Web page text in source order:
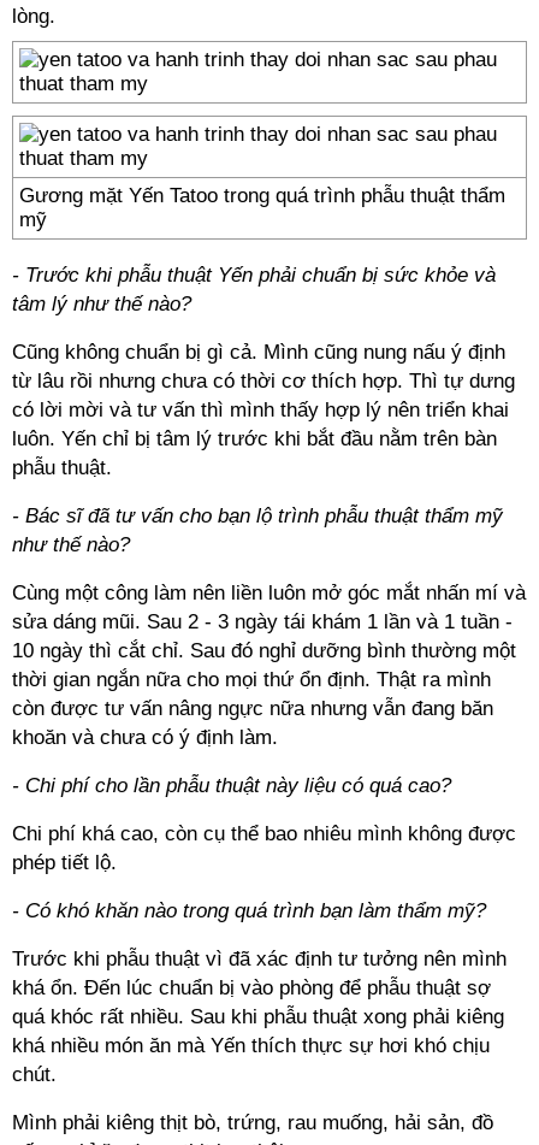
lòng.
Gương mặt Yến Tatoo trong quá trình phẫu thuật thẩm
mỹ
- Trước khi phẫu thuật Yến phải chuẩn bị sức khỏe và
tâm lý như thế nào?
Cũng không chuẩn bị gì cả. Mình cũng nung nấu ý định
từ lâu rồi nhưng chưa có thời cơ thích hợp. Thì tự dưng
có lời mời và tư vấn thì mình thấy hợp lý nên triển khai
luôn. Yến chỉ bị tâm lý trước khi bắt đầu nằm trên bàn
phẫu thuật.
- Bác sĩ đã tư vấn cho bạn lộ trình phẫu thuật thẩm mỹ
như thế nào?
Cùng một công làm nên liền luôn mở góc mắt nhấn mí và
sửa dáng mũi. Sau 2 - 3 ngày tái khám 1 lần và 1 tuần -
10 ngày thì cắt chỉ. Sau đó nghỉ dưỡng bình thường một
thời gian ngắn nữa cho mọi thứ ổn định. Thật ra mình
còn được tư vấn nâng ngực nữa nhưng vẫn đang băn
khoăn và chưa có ý định làm.
- Chi phí cho lần phẫu thuật này liệu có quá cao?
Chi phí khá cao, còn cụ thể bao nhiêu mình không được
phép tiết lộ.
- Có khó khăn nào trong quá trình bạn làm thẩm mỹ?
Trước khi phẫu thuật vì đã xác định tư tưởng nên mình
khá ổn. Đến lúc chuẩn bị vào phòng để phẫu thuật sợ
quá khóc rất nhiều. Sau khi phẫu thuật xong phải kiêng
khá nhiều món ăn mà Yến thích thực sự hơi khó chịu
chút.
Mình phải kiêng thịt bò, trứng, rau muống, hải sản, đồ